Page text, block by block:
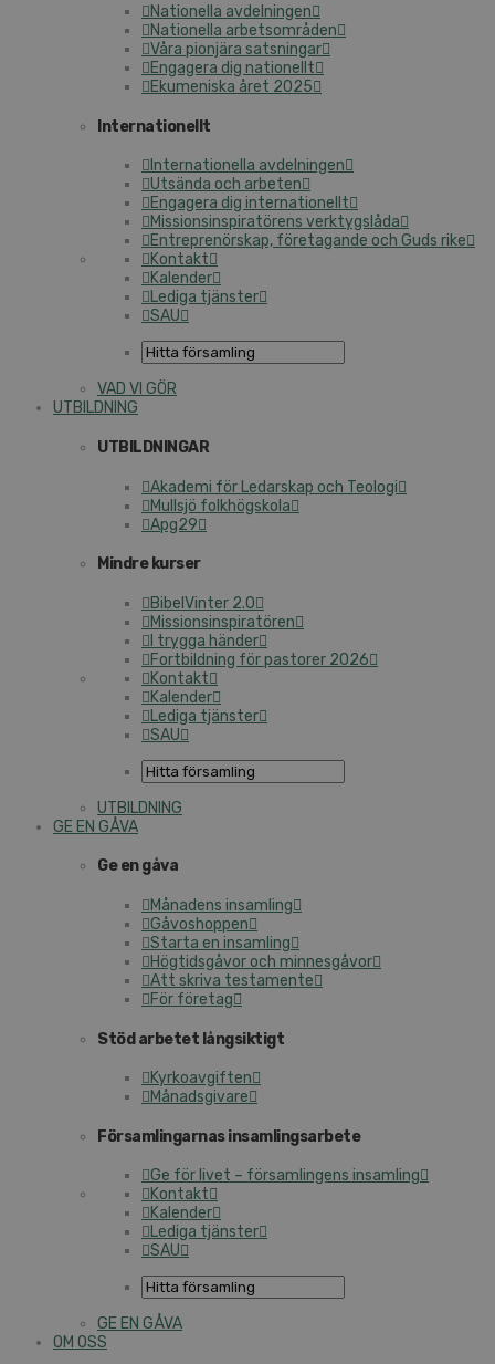
Nationella avdelningen
Nationella arbetsområden
Våra pionjära satsningar
Engagera dig nationellt
Ekumeniska året 2025
Internationellt
Internationella avdelningen
Utsända och arbeten
Engagera dig internationellt
Missionsinspiratörens verktygslåda
Entreprenörskap, företagande och Guds rike
Kontakt
Kalender
Lediga tjänster
SAU
VAD VI GÖR
UTBILDNING
UTBILDNINGAR
Akademi för Ledarskap och Teologi
Mullsjö folkhögskola
Apg29
Mindre kurser
BibelVinter 2.0
Missionsinspiratören
I trygga händer
Fortbildning för pastorer 2026
Kontakt
Kalender
Lediga tjänster
SAU
UTBILDNING
GE EN GÅVA
Ge en gåva
Månadens insamling
Gåvoshoppen
Starta en insamling
Högtidsgåvor och minnesgåvor
Att skriva testamente
För företag
Stöd arbetet långsiktigt
Kyrkoavgiften
Månadsgivare
Församlingarnas insamlingsarbete
Ge för livet – församlingens insamling
Kontakt
Kalender
Lediga tjänster
SAU
GE EN GÅVA
OM OSS